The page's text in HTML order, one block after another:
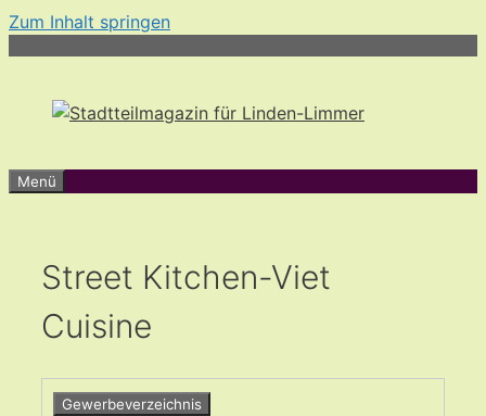
Zum Inhalt springen
Menü
Street Kitchen-Viet
Cuisine
Gewerbeverzeichnis